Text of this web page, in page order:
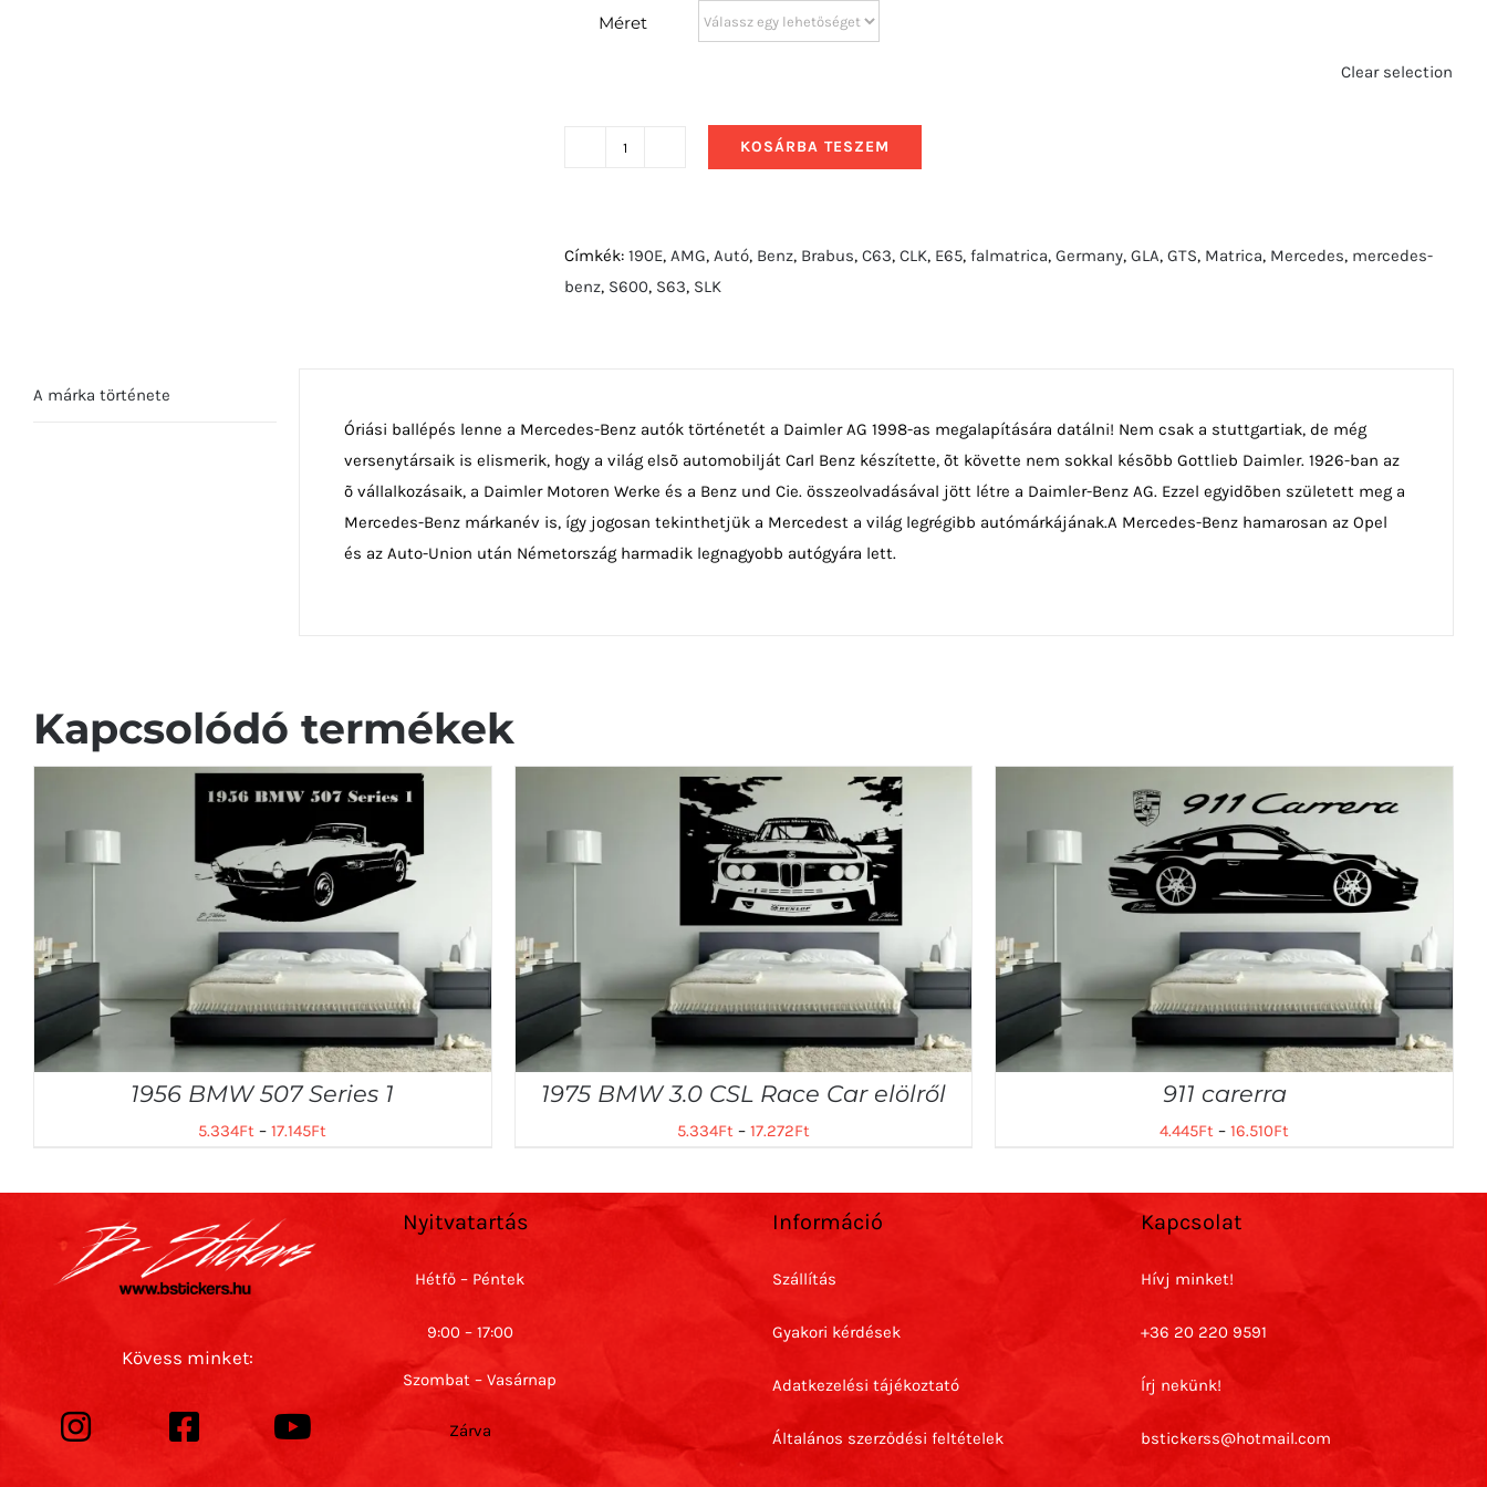
Méret
Clear selection
W212
mennyiség
KOSÁRBA TESZEM
Címkék: 190E, AMG, Autó, Benz, Brabus, C63, CLK, E65, falmatrica, Germany, GLA, GTS, Matrica, Mercedes, mercedes-
benz, S600, S63, SLK
A márka története
Óriási ballépés lenne a Mercedes-Benz autók történetét a Daimler AG 1998-as megalapítására datálni! Nem csak a stuttgartiak, de még
versenytársaik is elismerik, hogy a világ elsõ automobilját Carl Benz készítette, õt követte nem sokkal késõbb Gottlieb Daimler. 1926-ban az
õ vállalkozásaik, a Daimler Motoren Werke és a Benz und Cie. összeolvadásával jött létre a Daimler-Benz AG. Ezzel egyidõben született meg a
Mercedes-Benz márkanév is, így jogosan tekinthetjük a Mercedest a világ legrégibb autómárkájának.A Mercedes-Benz hamarosan az Opel
és az Auto-Union után Németország harmadik legnagyobb autógyára lett.
Kapcsolódó termékek
1956 BMW 507 Series 1
5.334Ft –17.145Ft
1975 BMW 3.0 CSL Race Car elölről
5.334Ft– 17.272Ft
911 carerra
4.445Ft –16.510Ft
Kövess minket:
Nyitvatartás
Hétfő – Péntek
9:00 – 17:00
Szombat – Vasárnap
Zárva
Információ
Szállítás
Gyakori kérdések
Adatkezelési tájékoztató
Általános szerződési feltételek
Kapcsolat
Hívj minket!
+36 20 220 9591
Írj nekünk!
bstickerss@hotmail.com